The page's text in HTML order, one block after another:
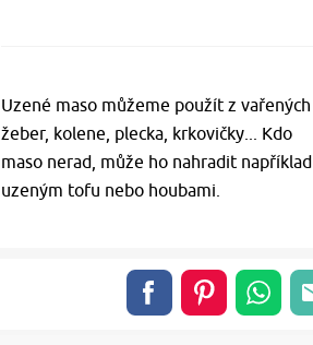
Uzené maso můžeme použít z vařených
žeber, kolene, plecka, krkovičky... Kdo
maso nerad, může ho nahradit například
uzeným tofu nebo houbami.